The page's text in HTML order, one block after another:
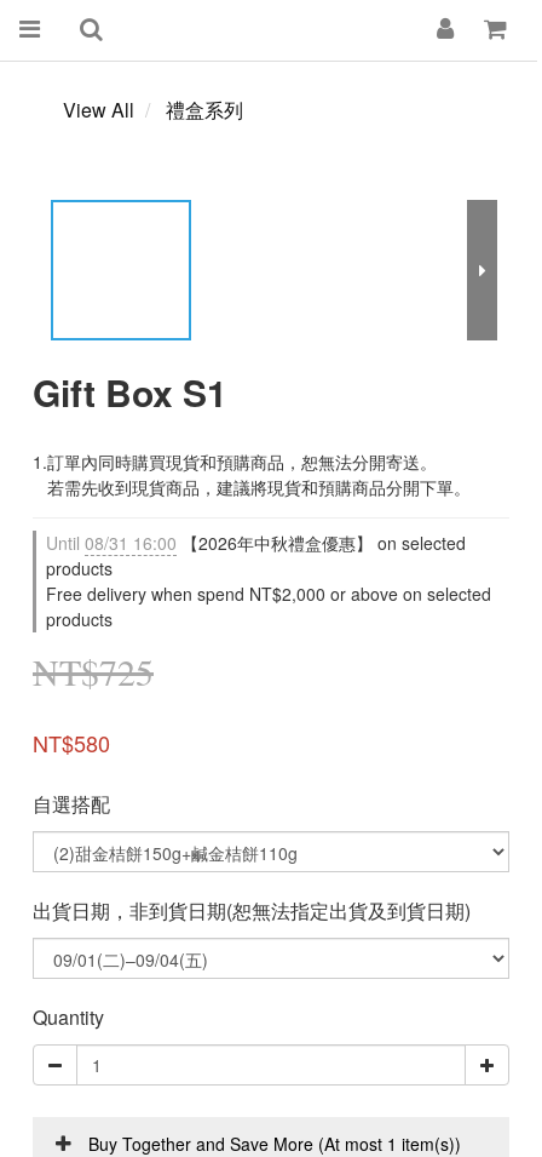
View All 禮盒系列
Gift Box S1
1.訂單內同時購買現貨和預購商品，恕無法分開寄送。
   若需先收到現貨商品，建議將現貨和預購商品分開下單。
Until 08/31 16:00 【2026年中秋禮盒優惠】 on selected
products
Free delivery when spend NT$2,000 or above on selected
products
NT$725
NT$580
自選搭配
出貨日期，非到貨日期(恕無法指定出貨及到貨日期)
Quantity
Buy Together and Save More (At most 1 item(s))